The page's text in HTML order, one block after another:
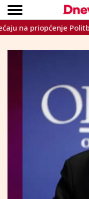
priopćenje Politbiroa